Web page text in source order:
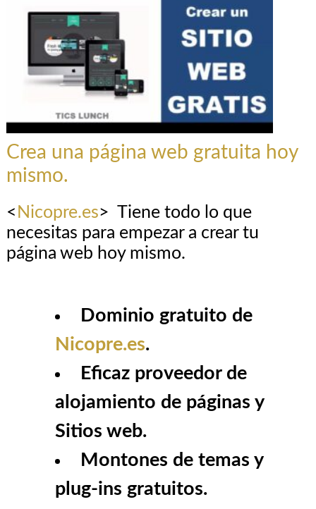
Crea una página web gratuita hoy
mismo.
< Nicopre.es> Tiene todo lo que
necesitas para empezar a crear tu
página web hoy mismo.
Dominio gratuito de
Nicopre.es.
Eficaz proveedor de
alojamiento de páginas y
Sitios web.
Montones de temas y
plug-ins gratuitos.